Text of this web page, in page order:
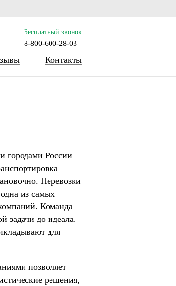
72
Бесплатный звонок
8-800-600-28-03
Контакты
городами России
Перевозки
из самых
Команда
задачи до идеала.
для
позволяет
решения,